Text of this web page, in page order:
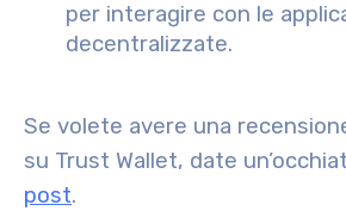
per interagire con le
decentralizzate.
Se volete avere una
su Trust Wallet, date
post.